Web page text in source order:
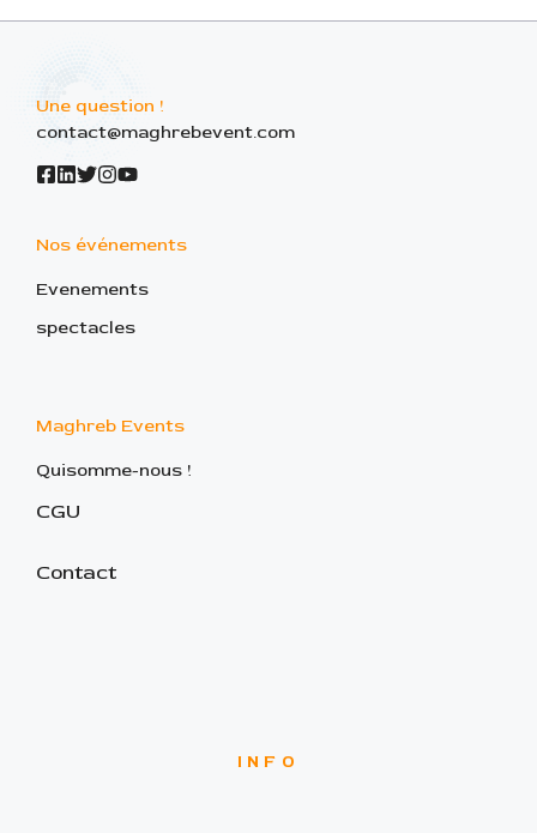
Une question !
contact@maghrebevent.com
Nos événements
Evenements
spectacles
Maghreb Events
Quisomme-nous !
CGU
Contact
INFO